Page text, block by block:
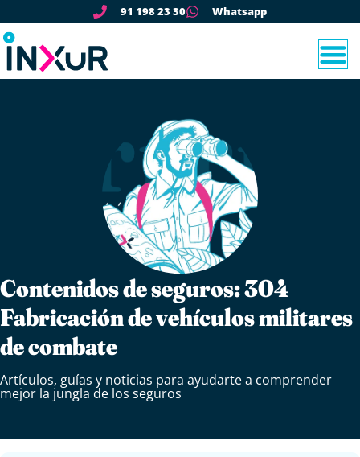
91 198 23 30 Whatsapp
Contenidos de seguros: 304
Fabricación de vehículos militares
de combate
Artículos, guías y noticias para ayudarte a comprender
mejor la jungla de los seguros